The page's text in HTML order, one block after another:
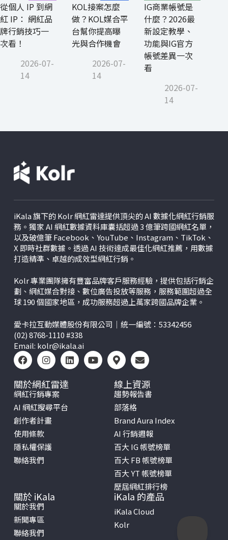
從個人 IP 到網
紅 IP： 網紅品
牌行銷技巧一
次看！
2026-07-
14
KOL接案怎麼
做？KOL媒合平
台幫你提高曝
光與合作機會
2026-07-
14
IG商業帳號是
什麼？2026最
新設定教學、
功能與IG官方
帳號差異一次
看
2026-07-
14
iKala 旗下的 Kolr 網紅雷達提供頂尖的 AI 數據化網紅行銷服
務。獨家 AI 網紅數據資料庫囊括超過 3 億筆跨國網紅名單，
以及破億筆 Facebook、YouTube、Instagram、TikTok、
X 即時社群數據。透過 AI 技術達成最佳化網紅推薦，用數據
打造精準、卓越的成效型網紅行銷。
Kolr 專業團隊擁有豐富品牌客戶服務經驗，提供包括行銷企
劃、網紅媒合對接、數位廣告投放等服務，服務範圍超過全
球 190 個國家地區，成功服務超過上萬家跨國品牌企業。
愛卡拉互動媒體股份有限公司｜統一編號：53342456
(02) 8768-1110 #338
Email: kolr@ikala.ai
關於網紅雷達
網紅行銷專案
AI 網紅搜尋平台
創作者計畫
使用條款
隱私權保護
聯絡我們
線上資源
趨勢報告書
部落格
Brand Aura Index
AI 行銷週報
百大 IG 帳號榜單
百大 FB 帳號榜單
百大 YT 帳號榜單
歷屆網紅排行榜
關於 iKala
關於我們
新聞專區
聯絡我們
iKala 的產品
iKala Cloud
Kolr